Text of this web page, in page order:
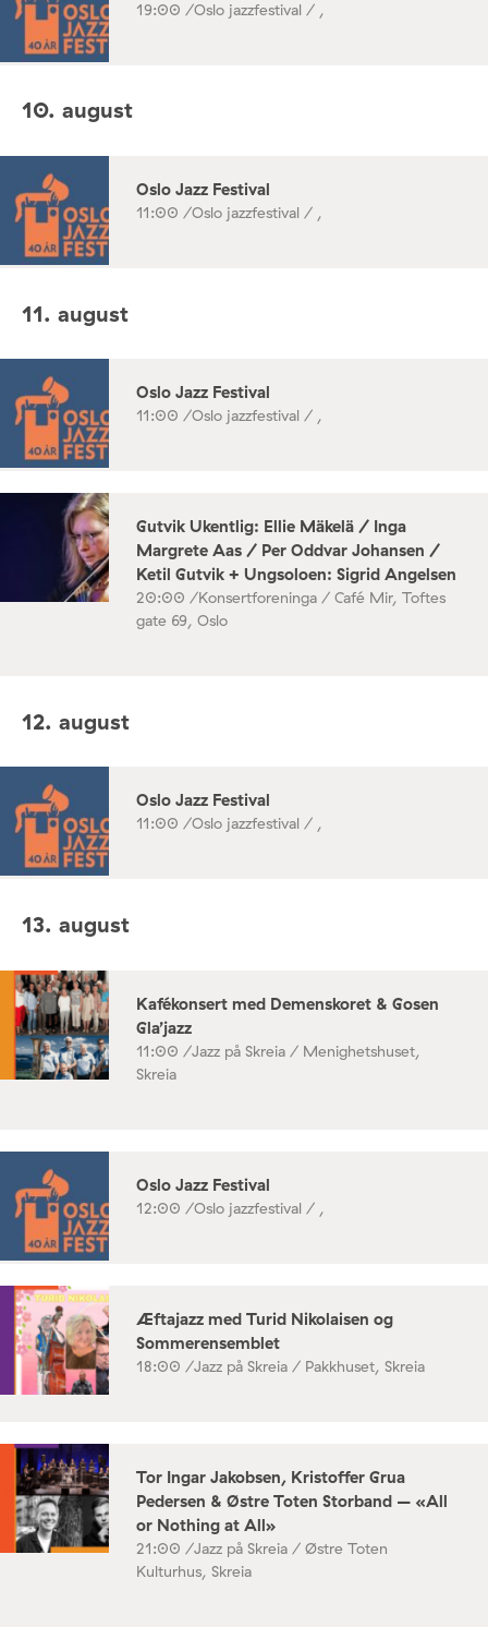
19:00 /Oslo jazzfestival / ,
10. august
Oslo Jazz Festival
11:00 /Oslo jazzfestival / ,
11. august
Oslo Jazz Festival
11:00 /Oslo jazzfestival / ,
Gutvik Ukentlig: Ellie Mäkelä / Inga
Margrete Aas / Per Oddvar Johansen /
Ketil Gutvik + Ungsoloen: Sigrid Angelsen
20:00 /Konsertforeninga / Café Mir, Toftes
gate 69, Oslo
12. august
Oslo Jazz Festival
11:00 /Oslo jazzfestival / ,
13. august
Kafékonsert med Demenskoret & Gosen
Gla’jazz
11:00 /Jazz på Skreia / Menighetshuset,
Skreia
Oslo Jazz Festival
12:00 /Oslo jazzfestival / ,
Æftajazz med Turid Nikolaisen og
Sommerensemblet
18:00 /Jazz på Skreia / Pakkhuset, Skreia
Tor Ingar Jakobsen, Kristoffer Grua
Pedersen & Østre Toten Storband – «All
or Nothing at All»
21:00 /Jazz på Skreia / Østre Toten
Kulturhus, Skreia